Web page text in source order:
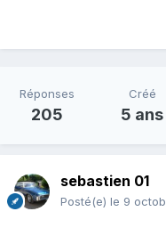
Réponses
205
Créé
5 ans
sebastien 01
Posté(e) le 9